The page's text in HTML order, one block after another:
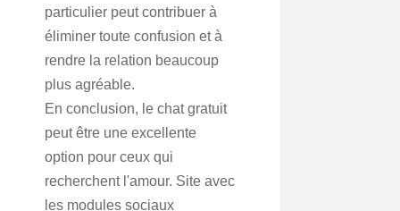
particulier peut contribuer à
éliminer toute confusion et à
rendre la relation beaucoup
plus agréable.
En conclusion, le chat gratuit
peut être une excellente
option pour ceux qui
recherchent l'amour. Site avec
les modules sociaux